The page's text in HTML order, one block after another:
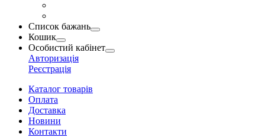
Список бажань
Кошик
Особистий кабінет
Авторизація
Реєстрація
Каталог товарів
Оплата
Доставка
Новини
Контакти